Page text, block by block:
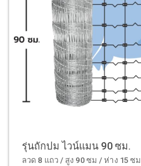
รุ่นถักปม ไวน์แมน 90 ซม.
ลวด 8 แถว / สูง 90 ซม / ห่าง 15 ซม